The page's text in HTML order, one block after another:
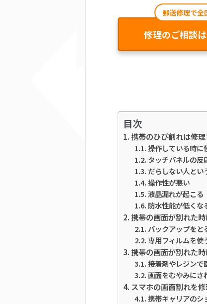
修理のご相談
郵送修理で全
目次
携帯のひび割れは修
操作している時に
タッチパネルの反
だらしない人とい
操作性が悪い
液晶漏れが起こる
防水性能が低くな
携帯の画面が割れた
バックアップをと
専用フィルムを使
携帯の画面が割れた
接着剤やレジンで
画面をむやみにさ
スマホの画面割れを
携帯キャリアのシ